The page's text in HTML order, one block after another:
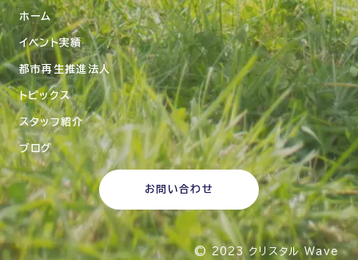
ホーム
イベント実績
都市再生推進法人
トピックス
スタッフ紹介
ブログ
お問い合わせ
© 2023 クリスタル Wave